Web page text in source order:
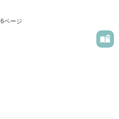
ンテスト
合同企画「1話からの長編大
知らずに。
た。
らずに。
6ページ
･シスターと人狼達の物語。